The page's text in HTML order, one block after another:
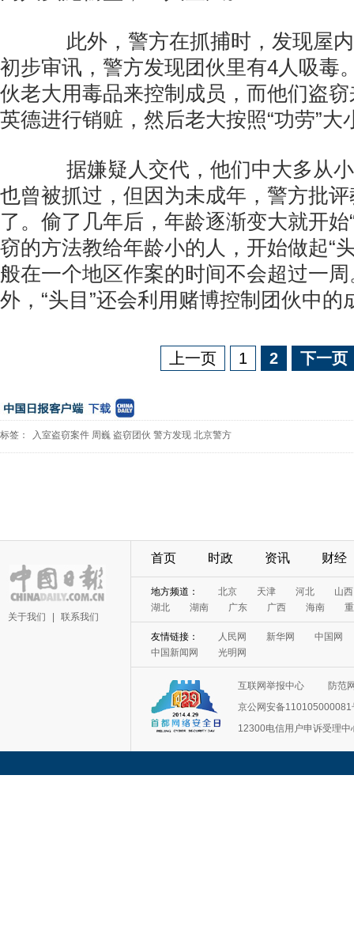
此外，警方在抓捕时，发现屋内
初步审讯，警方发现团伙里有4人吸毒
伙老大用毒品来控制成员，而他们盗
英德进行销赃，然后老大按照“功劳”大
据嫌疑人交代，他们中大多从小
也曾被抓过，但因为未成年，警方批
了。偷了几年后，年龄逐渐变大就开始
窃的方法教给年龄小的人，开始做起“
般在一个地区作案的时间不会超过一
外，“头目”还会利用赌博控制团伙中的
上一页 1 2 下一页
标签： 入室盗窃案件 周巍 盗窃团伙 警方发现 北京警方
关于我们 联系我们
首页 时政 资讯 财经
地方频道： 北京 天津 河北
山西
湖北
湖南 广东 广西 海南
友情链接： 人民网 新华网
中国网
中国新闻网
光明网
互联网举报中心
防范
京公网安备110105000081
12300电信用户申诉受理中